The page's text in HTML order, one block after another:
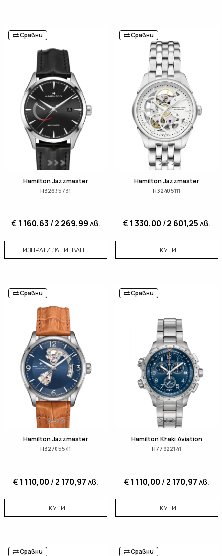
Сравни
Hamilton Jazzmaster
H32635731
€ 1 160,63 /2 269,99лв.
ИЗПРАТИ ЗАПИТВАНЕ
Сравни
Hamilton Jazzmaster
H32405111
€ 1 330,00 /2 601,25лв.
КУПИ
Сравни
Hamilton Jazzmaster
H32705541
€ 1 110,00 /2 170,97лв.
КУПИ
Сравни
Hamilton Khaki Aviation
H77922141
€ 1 110,00 /2 170,97лв.
КУПИ
Сравни Сравни